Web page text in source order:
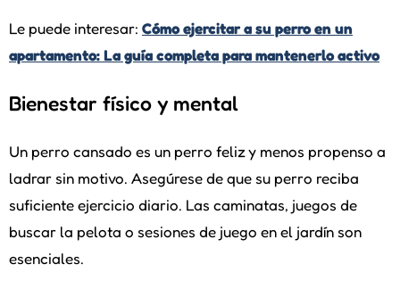
Le puede interesar: Cómo ejercitar a su perro en un
apartamento: La guía completa para mantenerlo activo
Bienestar físico y mental
Un perro cansado es un perro feliz y menos propenso a
ladrar sin motivo. Asegúrese de que su perro reciba
suficiente ejercicio diario. Las caminatas, juegos de
buscar la pelota o sesiones de juego en el jardín son
esenciales.